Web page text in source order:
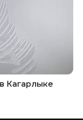
Кагарлыке